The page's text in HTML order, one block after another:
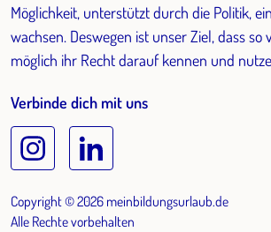
Möglichkeit, unterstützt durch die Politik,
wachsen. Deswegen ist unser Ziel, dass so
möglich ihr Recht darauf kennen und
Verbinde dich mit uns
Copyright © 2026 meinbildungsurlaub.de
Alle Rechte vorbehalten